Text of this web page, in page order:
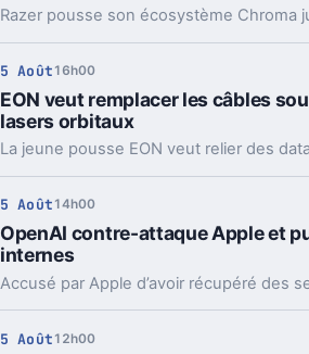
5 Août 16h00
EON veut remplacer les câbles
lasers orbitaux
5 Août 14h00
OpenAI contre-attaque Apple et
internes
5 Août 12h00